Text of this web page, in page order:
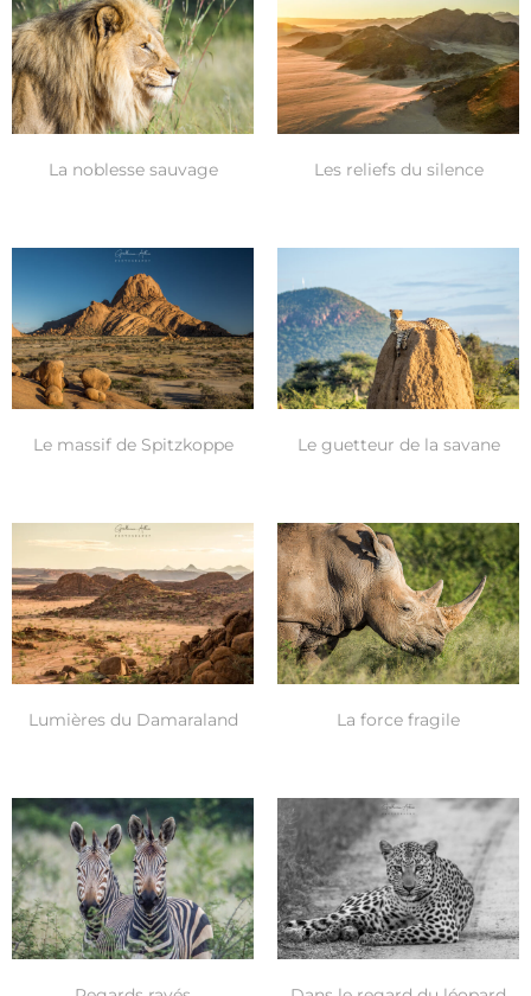
La noblesse sauvage Les reliefs du silence
Le massif de Spitzkoppe Le guetteur de la savane
Lumières du Damaraland La force fragile